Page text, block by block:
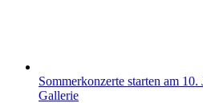
Sommerkonzerte starten am 10.
Gallerie